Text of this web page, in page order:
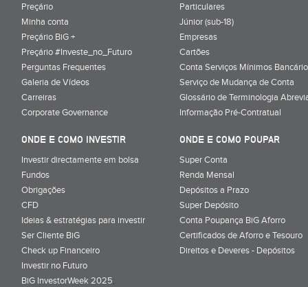
Preçário
Minha conta
Preçário BiG +
Preçário #Investe_no_Futuro
Perguntas Frequentes
Galeria de Vídeos
Carreiras
Corporate Governance
Particulares
Júnior (sub-18)
Empresas
Cartões
Conta Serviços Mínimos
Serviço de Mudança de Conta
Glossário de Terminologia
Informação Pré-Contratual
ONDE E COMO INVESTIR
Investir directamente em bolsa
Fundos
Obrigações
CFD
Ideias & estratégias para investir
Ser Cliente BiG
Check up Financeiro
Investir no Futuro
BiG InvestorWeek 2025;
ONDE E COMO POUPAR
Super Conta
Renda Mensal
Depósitos a Prazo
Super Depósito
Conta Poupança BiG Aforro
Certificados de Aforro e Tesouro
Direitos e Deveres - Depósitos